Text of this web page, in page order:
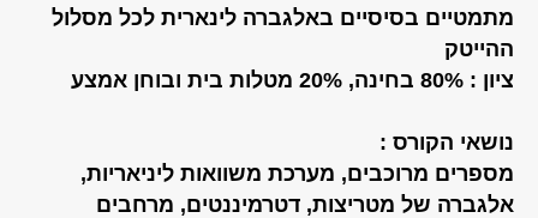
מתמטיים בסיסיים באלגברה לינארית לכל מסלול
ההייטק
ציון : 80% בחינה, 20% מטלות בית ובוחן אמצע
נושאי הקורס :
מספרים מרוכבים, מערכת משוואות ליניאריות,
אלגברה של מטריצות, דטרמיננטים, מרחבים